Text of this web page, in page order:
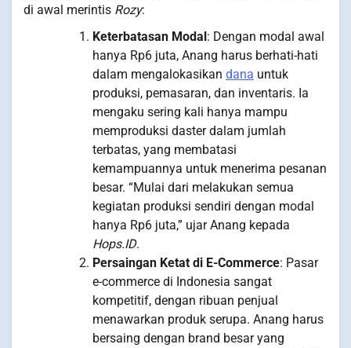
di awal merintis Rozy:
Keterbatasan Modal : Dengan modal awal
hanya Rp6 juta, Anang harus berhati-hati
dalam mengalokasikan dana untuk
produksi, pemasaran, dan inventaris. Ia
mengaku sering kali hanya mampu
memproduksi daster dalam jumlah
terbatas, yang membatasi
kemampuannya untuk menerima pesanan
besar. “Mulai dari melakukan semua
kegiatan produksi sendiri dengan modal
hanya Rp6 juta,” ujar Anang kepada
Hops.ID.
Persaingan Ketat di E-Commerce: Pasar
e-commerce di Indonesia sangat
kompetitif, dengan ribuan penjual
menawarkan produk serupa. Anang harus
bersaing dengan brand besar yang